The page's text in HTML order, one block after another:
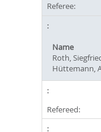
Referee:
Name
Roth,
Hüttemann,
Refereed: